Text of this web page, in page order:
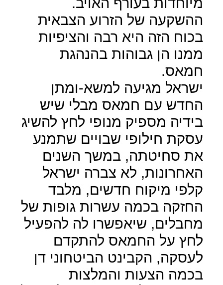
ההשקעה של הזרוע הצבאית
בכוח הזה היא רבה והציפיות
ממנו הן גבוהות בהנהגת
חמאס.
ישראל מגיעה למשא-ומתן
החדש עם חמאס מבלי שיש
בידיה מספיק מנופי לחץ להשיג
עסקת חילופי שבויים שתמנע
את סחיטתה, במשך השנים
האחרונות, לא צברה ישראל
קלפי מיקוח חדשים, מלבד
החזקה בכמה עשרות גופות של
מחבלים, שיאפשרו לה להפעיל
לחץ על החמאס להתקדם
לעסקה, הקבינט הביטחוני דן
בכמה הצעות והמלצות